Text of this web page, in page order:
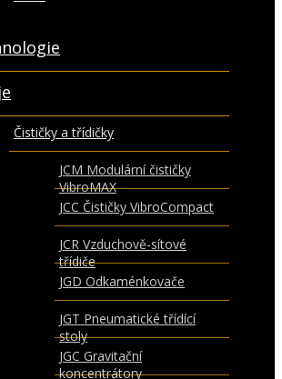
Čističky a třídičky
JCM Modulární čističky
VibroMAX
JCC Čističky VibroCompact
JCR Vzduchově-sítové
třídiče
JGD Odkaménkovače
JGT Pneumatické třídící
stoly
JGC Gravitační
koncentrátory